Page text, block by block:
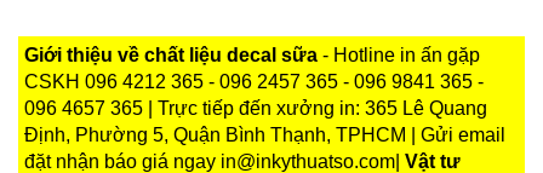
Giới thiệu về chất liệu decal sữa - Hotline in ấn gặp
CSKH 096 4212 365 - 096 2457 365 - 096 9841 365 -
096 4657 365 | Trực tiếp đến xưởng in: 365 Lê Quang
Định, Phường 5, Quận Bình Thạnh, TPHCM | Gửi email
đặt nhận báo giá ngay in@inkythuatso.com| Vật tư